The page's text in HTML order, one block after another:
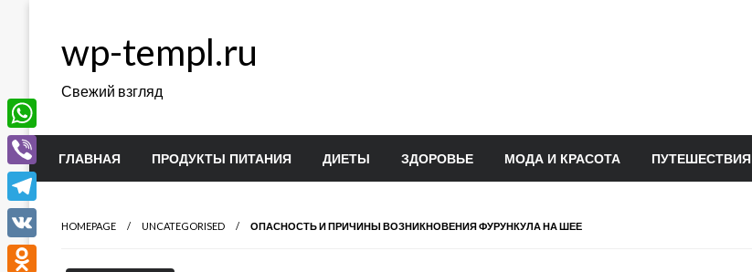
содержимомуwp-templ.ru
Свежий взгляд
ГЛАВНАЯ ПРОДУКТЫ ПИТАНИЯ ДИЕТЫ ЗДОРОВЬЕ МОДА И КРАСОТА ПУТЕШЕСТВИЯ
HOMEPAGE UNCATEGORISED ОПАСНОСТЬ И ПРИЧИНЫ ВОЗНИКНОВЕНИЯ ФУРУНКУЛА НА ШЕЕ
WhatsApp
Viber
Telegram
VK